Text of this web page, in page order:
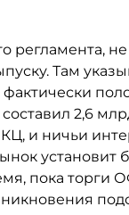
регламента,
Там
2,6
и ничьи
установит
пока торги